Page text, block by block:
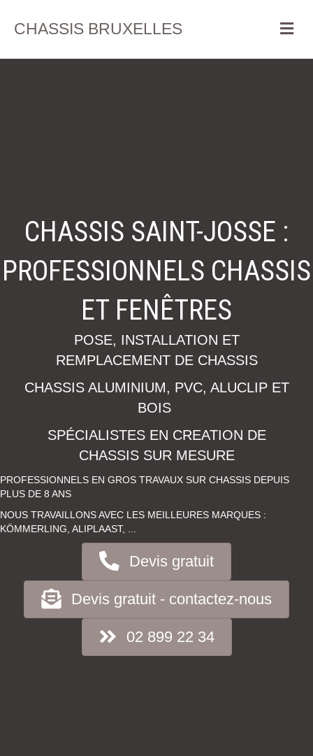
CHASSIS BRUXELLES
CHASSIS SAINT-JOSSE :
PROFESSIONNELS CHASSIS
ET FENÊTRES
POSE, INSTALLATION ET
REMPLACEMENT DE CHASSIS
CHASSIS ALUMINIUM, PVC, ALUCLIP ET
BOIS
SPÉCIALISTES EN CREATION DE
CHASSIS SUR MESURE
PROFESSIONNELS EN GROS TRAVAUX SUR CHASSIS DEPUIS
PLUS DE 8 ANS
NOUS TRAVAILLONS AVEC LES MEILLEURES MARQUES :
KÖMMERLING, ALIPLAAST, ...
Devis gratuit
Devis gratuit - contactez-nous
02 899 22 34